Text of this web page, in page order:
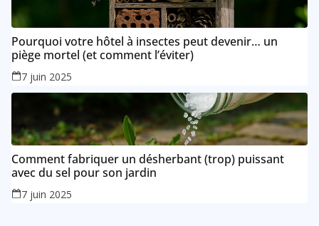
Pourquoi votre hôtel à insectes peut devenir… un
piège mortel (et comment l’éviter)
7 juin 2025
Comment fabriquer un désherbant (trop) puissant
avec du sel pour son jardin
7 juin 2025